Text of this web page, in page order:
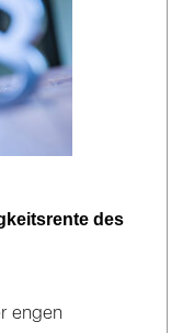
des
engen